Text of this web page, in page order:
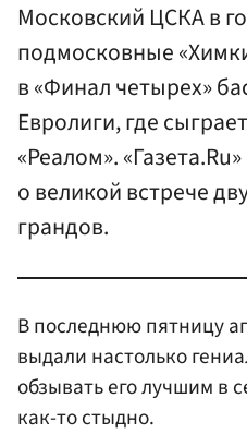
Московский ЦСКА в
подмосковные
в «Финал четырех»
Евролиги, где
«Реалом».
о великой встрече
грандов.
В последнюю пятницу
выдали настолько
обзывать его лучшим в
как-то стыдно.